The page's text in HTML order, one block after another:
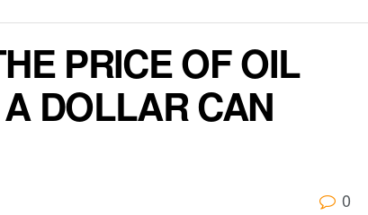
PRICE OF OIL
DOLLAR CAN
0